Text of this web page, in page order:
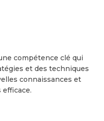
compétence clé qui
et des techniques
connaissances et